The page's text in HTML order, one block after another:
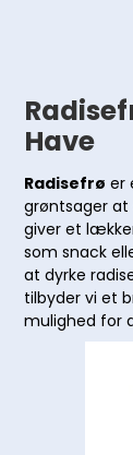
Have
Radisefrø er
grøntsager at
giver et
som snack
at dyrke
tilbyder vi et
mulighed for